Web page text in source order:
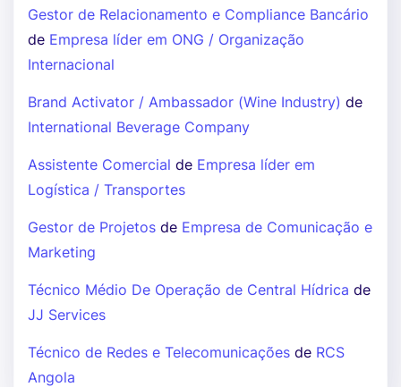
Gestor de Relacionamento e Compliance Bancário
de Empresa líder em ONG / Organização
Internacional
Brand Activator / Ambassador (Wine Industry) de
International Beverage Company
Assistente Comercial de Empresa líder em
Logística / Transportes
Gestor de Projetos de Empresa de Comunicação e
Marketing
Técnico Médio De Operação de Central Hídrica de
JJ Services
Técnico de Redes e Telecomunicações de RCS
Angola